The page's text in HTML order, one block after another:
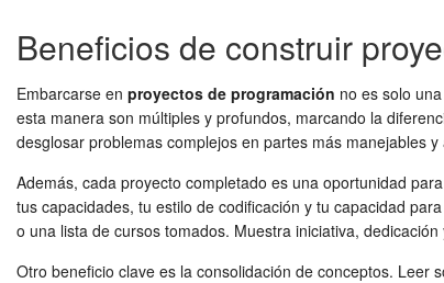
Beneficios de construir
Embarcarse en proyectos de programación no es solo
esta manera son múltiples y profundos, marcando la
desglosar problemas complejos en partes más manejables
Además, cada proyecto completado es una oportunidad
tus capacidades, tu estilo de codificación y tu capacidad
o una lista de cursos tomados. Muestra iniciativa,
Otro beneficio clave es la consolidación de conceptos.